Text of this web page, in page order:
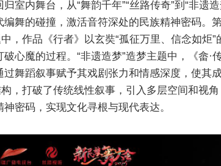
室内舞台，从“舞韵千年”“丝路传奇”到“非遗
编舞的碰撞，激活音符深处的民族精神密码。
中，作品《行者》以玄奘“孤征万里、信念如
心魔的过程。“非遗造梦”造梦主题中，《畲
舞蹈叙事赋予其戏剧张力和情感深度，使其
构，打破了传统线性叙事，引入多层空间和视
密码，实现文化寻根与现代表达。